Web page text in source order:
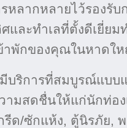
หลากหลายไว้รองรั
และทำเลที่ตั้งดีเยี่ยม
าพักของคุณในหาดใ
บริการที่สมบูรณ์แบบ
ามสดชื่นให้แก่นักท่อ
ด/ซักแห้ง, ตู้นิรภัย, พ